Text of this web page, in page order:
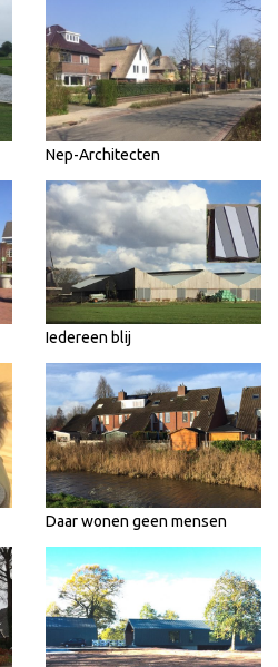
Nep-Architecten
Iedereen blij
Daar wonen geen mensen